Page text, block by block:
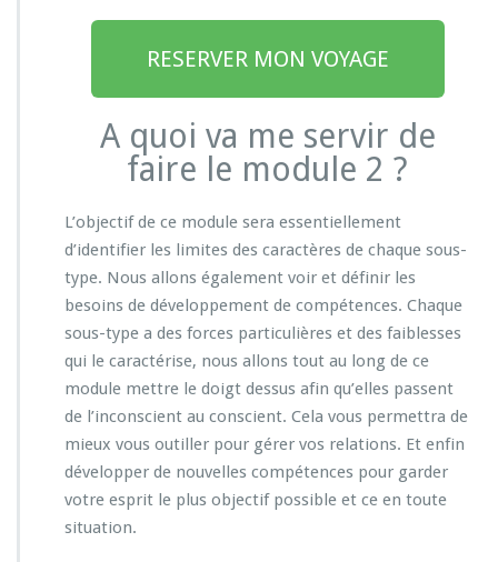
RESERVER MON VOYAGE
A quoi va me servir de
faire le module 2 ?
L’objectif de ce module sera essentiellement
d’identifier les limites des caractères de chaque sous-
type. Nous allons également voir et définir les
besoins de développement de compétences. Chaque
sous-type a des forces particulières et des faiblesses
qui le caractérise, nous allons tout au long de ce
module mettre le doigt dessus afin qu’elles passent
de l’inconscient au conscient. Cela vous permettra de
mieux vous outiller pour gérer vos relations. Et enfin
développer de nouvelles compétences pour garder
votre esprit le plus objectif possible et ce en toute
situation.